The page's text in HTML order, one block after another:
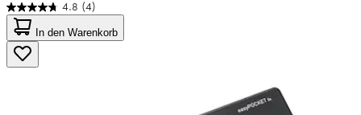
4.8 (4)
4.8
von
5
Sternen.
4
In den Warenkorb